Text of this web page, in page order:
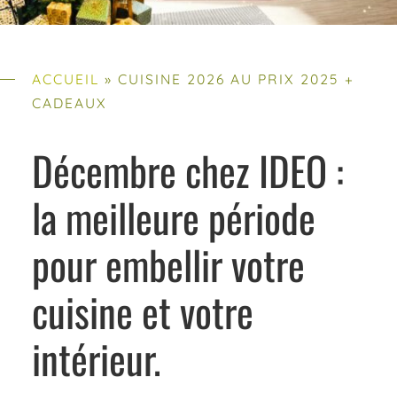
ACCUEIL » CUISINE 2026 AU PRIX 2025 +
CADEAUX
Décembre chez IDEO :
la meilleure période
pour embellir votre
cuisine et votre
intérieur.